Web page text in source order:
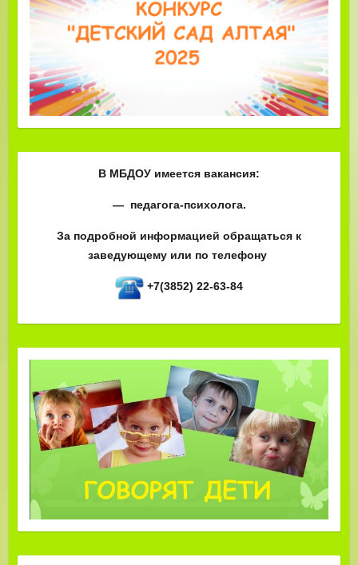
В МБДОУ имеется вакансия:
— педагога-психолога.
За подробной информацией обращаться к
заведующему или по телефону
+7(3852) 22-63-84